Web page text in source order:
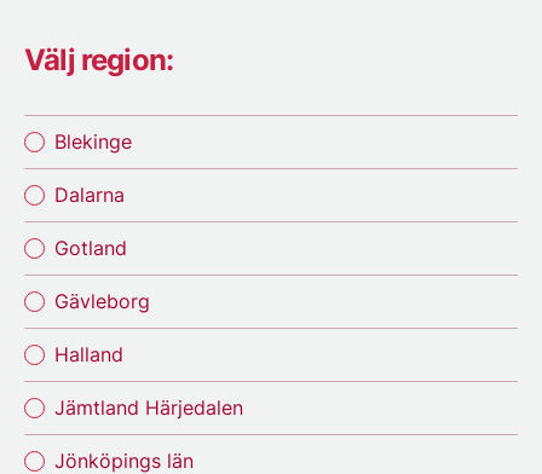
Välj region:
Blekinge
Dalarna
Gotland
Gävleborg
Halland
Jämtland Härjedalen
Jönköpings län